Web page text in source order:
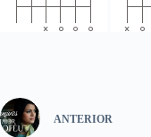
ANTERIOR